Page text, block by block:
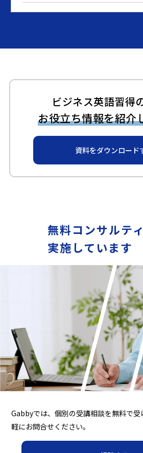
【期間限定：英語速習コース】アプ
ニングコースを特別価格で提供
2023.06.15
2023.06.14
ギャビーアカデミーが「ZDNET
ビジネス英語習得
お役立ち情報を紹介
資料をダウンロード
無料コンサルテ
実施しています
Gabbyでは、個別の受講相談を無料で
軽にお問合せください。